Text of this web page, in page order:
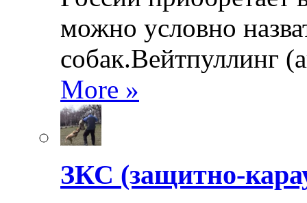
можно условно
собак.Вейтпуллинг
More »
ЗКС (защитно-